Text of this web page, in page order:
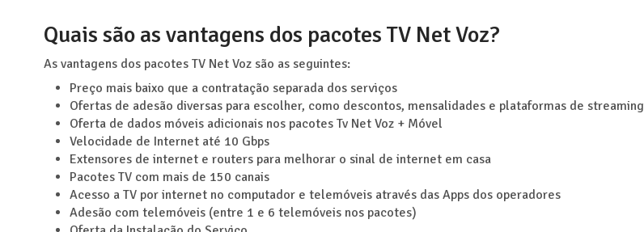
Quais são as vantagens dos pacotes TV Net Voz?
As vantagens dos pacotes TV Net Voz são as seguintes:
Preço mais baixo que a contratação separada dos serviços
Ofertas de adesão diversas para escolher, como descontos, mensalidades e plataformas de streaming
Oferta de dados móveis adicionais nos pacotes Tv Net Voz + Móvel
Velocidade de Internet até 10 Gbps
Extensores de internet e routers para melhorar o sinal de internet em casa
Pacotes TV com mais de 150 canais
Acesso a TV por internet no computador e telemóveis através das Apps dos operadores
Adesão com telemóveis (entre 1 e 6 telemóveis nos pacotes)